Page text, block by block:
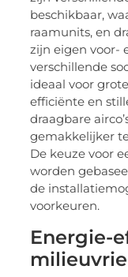
beschikbaar,
raamunits, en
zijn eigen voor-
verschillende
ideaal voor
efficiënte en
draagbare
gemakkelijker
De keuze voor
worden
de
voorkeuren.
Energie-